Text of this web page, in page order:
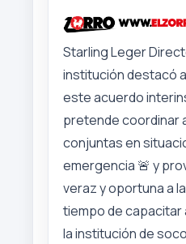
Starling Leger
institución destacó
este acuerdo
pretende coordinar
conjuntas en
emergencia 🚨 y
veraz y oportuna a
tiempo de capacitar
la institución de